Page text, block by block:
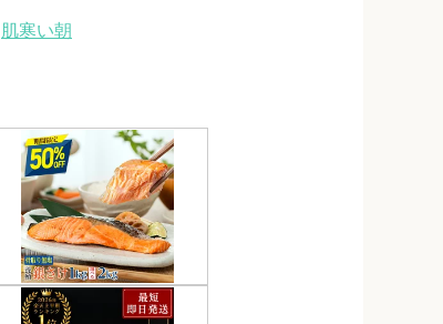
肌寒い朝